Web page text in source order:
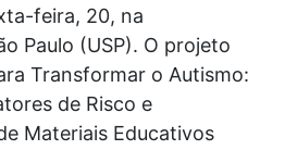
feira, 20, na
Paulo (USP). O projeto
Transformar o Autismo:
de Risco e
Materiais Educativos